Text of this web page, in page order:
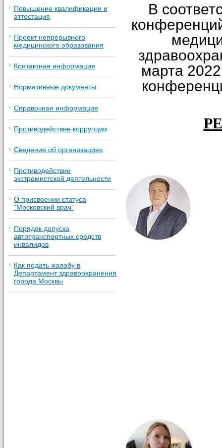
В
марта
Повышение квалификации и
аттестация
Проект непрерывного
медицинского образования
Контактная информация
Нормативные документы
Справочная информация
Противодействие коррупции
Сведения об организациях
Противодействие
экстремистской деятельности
О присвоении статуса
"Московский врач"
Порядок допуска
автотранспортных средств
инвалидов
Как подать жалобу в
Департамент здравоохранения
города Москвы